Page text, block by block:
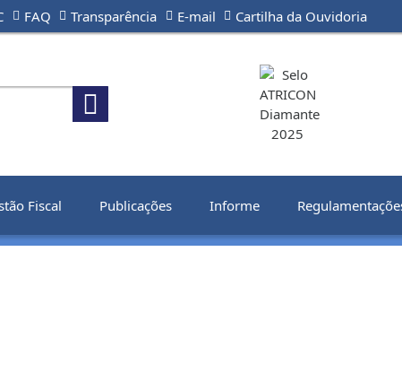
FAQ Transparência E-mail Cartilha da Ouvidoria
Fiscal Publicações Informe